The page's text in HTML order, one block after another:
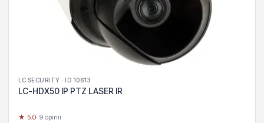
LC SECURITY · ID 10613
LC-HDX50 IP PTZ LASER IR
★ 5.0· 9 opinii